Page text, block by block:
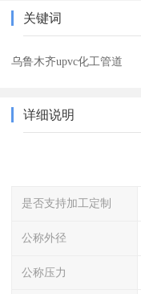
关键词
乌鲁木齐upvc化工管道
详细说明
是否支持加工定制
公称外径
公称压力